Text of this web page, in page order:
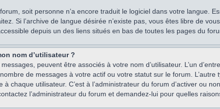
soit personne n’a encore traduit le logiciel dans votre langue.
Si l’archive de langue désirée n’existe pas, vous êtes libre de
depuis un des liens situés en bas de toutes les pages du
nom d’utilisateur ?
peuvent être associés à votre nom d’utilisateur. L’un
de messages à votre actif ou votre statut sur le forum.
chaque utilisateur. C’est à l’administrateur du forum d’activer ou
l’administrateur du forum et demandez-lui pour quelles